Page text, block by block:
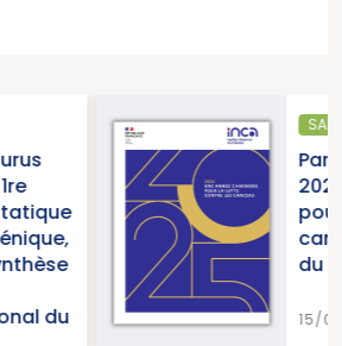
SANTÉ PUBLIQUE
Parution du rapport
2025 « Une année charnière
pour la lutte contre les
cancers » (Institut National
du Cancer)
15/07/2026